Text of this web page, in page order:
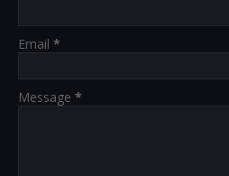
Email *
Message *